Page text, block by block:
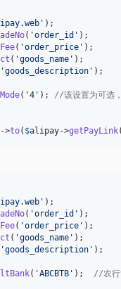
' );
( 'order_id ' );
( 'order_price ' );
( 'goods_name ' );
'goods_description ' );
( '4 ' ); //该设置为可选
>to( $alipay->getPayLink
' );
( 'order_id ' );
( 'order_price ' );
( 'goods_name ' );
'goods_description ' );
( 'ABCBTB ' ); //农行